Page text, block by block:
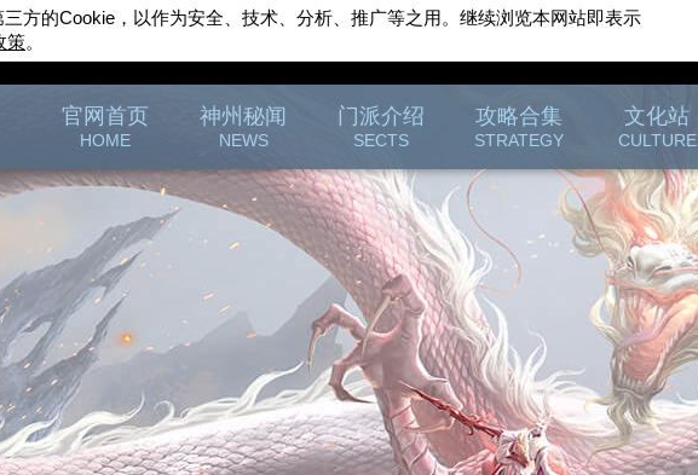
官网首页
HOME
神州秘闻
NEWS
门派介绍
SECTS
攻略合集
STRATEGY
文化站
CULTURE
方的Cookie ，以作为安全、技术、分析、推广等之用。继续浏览本网站即表示
策。